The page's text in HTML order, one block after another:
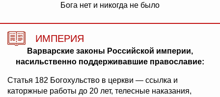
Бога нет и никогда не было
ИМПЕРИЯ
Варварские законы Российской империи,
насильственно поддерживавшие православие:
Статья 182 Богохульство в церкви — ссылка и
каторжные работы до 20 лет, телесные наказания,